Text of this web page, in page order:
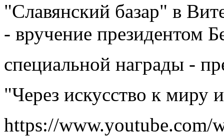
"Славянский базар" в
- вручение президентом
специальной награды -
"Через искусство к
https://www.youtube.com/